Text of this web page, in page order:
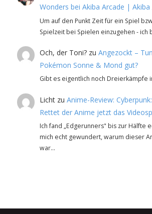
Wonders bei Akiba Arcade | Akiba
Um auf den Punkt Zeit für ein Spiel
Spielzeit bei Spielen einzugehen - ich
Och, der Toni? zuAngezockt –
Pokémon Sonne & Mond gut?
Gibt es eigentlich noch Dreierkämpfe
Licht zuAnime-Review:
Rettet der Anime jetzt das
Ich fand „Edgerunners" bis zur Hälfte
mich echt gewundert, warum dieser
war…